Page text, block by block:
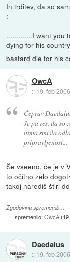
In trditev, da so
:
.............I want you
dying for his
bastard die for his
OwcA
:: 19. feb
Čeprav
Je pa res, da so
nima smisla
pripravljenost...
Še vseeno, če je v
to očitno zelo
takoj narediš štiri
Zgodovina sprememb…
spremenilo:OwcA(
Daedalus
:: 19. feb